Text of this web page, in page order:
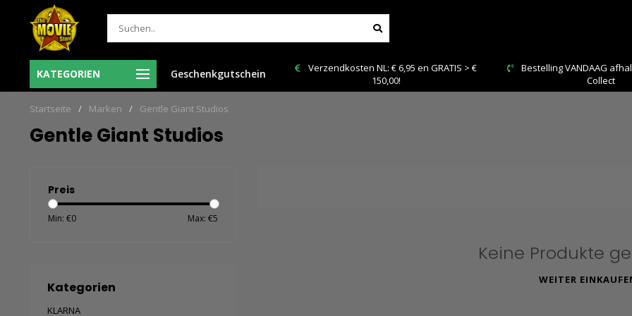
KATEGORIEN Geschenkgutschein
voor 12:00 uur besteld = de volgende
werkdag in huis!
Verzendkosten NL: € 6,95 en GRATIS > €
Bestelling VANDAAG afhalen: Kies Click &
Startseite / Marken / Gentle Giant Studios
Gentle Giant Studios
Preis
Min: €0 Max: €5
Kategorien
KLARNA
Keine Produkte
WEITER